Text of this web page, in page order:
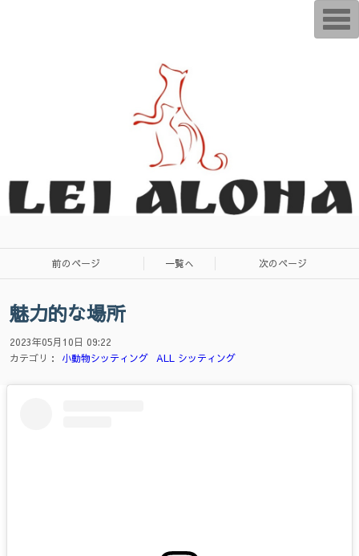
前のページ 一覧へ 次のページ
魅力的な場所
2023年05月10日 09:22
カテゴリ：
小動物シッティング ALL シッティング
T
o
g
o